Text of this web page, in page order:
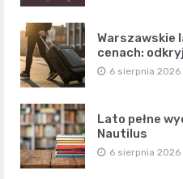
Warszawskie
cenach:
6 sierpnia 2026
Lato pełne
Nautilus
6 sierpnia 2026